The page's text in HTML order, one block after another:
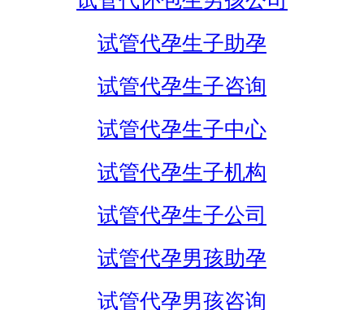
试管代孕生子助孕
试管代孕生子咨询
试管代孕生子中心
试管代孕生子机构
试管代孕生子公司
试管代孕男孩助孕
试管代孕男孩咨询